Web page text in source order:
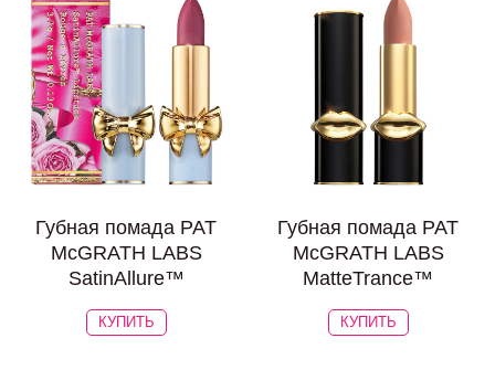
Губная помада PAT
McGRATH LABS
SatinAllure™
КУПИТЬ
Губная помада PAT
McGRATH LABS
MatteTrance™
КУПИТЬ